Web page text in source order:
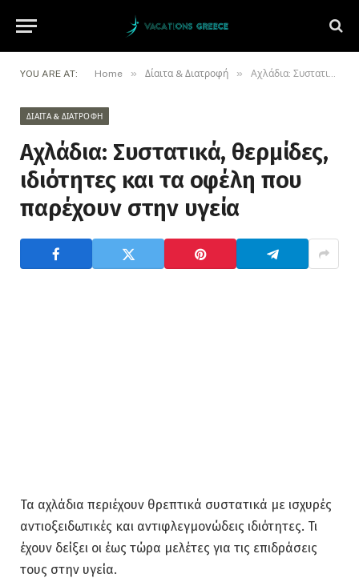
YOU ARE AT: Home » Δίαιτα & Διατροφή » Αχλάδια: Συστατικά, θερμίδες, ιδιότητες και τα οφέλη που παρέχουν στην υγεία
ΔΊΑΙΤΑ & ΔΙΑΤΡΟΦΉ
Αχλάδια: Συστατικά, θερμίδες,
ιδιότητες και τα οφέλη που
παρέχουν στην υγεία
Τα αχλάδια περιέχουν θρεπτικά συστατικά με ισχυρές
αντιοξειδωτικές και αντιφλεγμονώδεις ιδιότητες. Τι
έχουν δείξει οι έως τώρα μελέτες για τις επιδράσεις
τους στην υγεία.